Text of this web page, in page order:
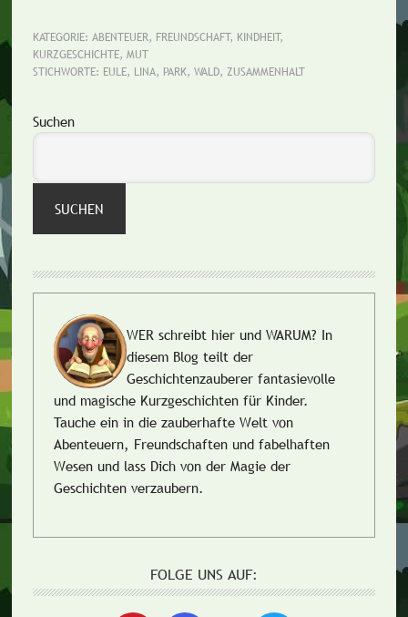
KATEGORIE: ABENTEUER, FREUNDSCHAFT, KINDHEIT,
KURZGESCHICHTE, MUT
STICHWORTE: EULE, LINA, PARK, WALD, ZUSAMMENHALT
Seitenspalte
Suchen
SUCHEN
WER schreibt hier und WARUM? In
diesem Blog teilt der
Geschichtenzauberer fantasievolle
und magische Kurzgeschichten für Kinder.
Tauche ein in die zauberhafte Welt von
Abenteuern, Freundschaften und fabelhaften
Wesen und lass Dich von der Magie der
Geschichten verzaubern.
FOLGE UNS AUF: